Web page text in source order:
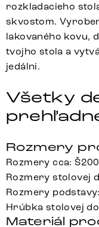
rozkladacieho
skvostom.
lakovaného kovu,
tvojho stola a
jedálni.
Všetky
Rozmery
Rozmery cca:
Rozmery stolovej
Rozmery
Hrúbka stolovej
Materiál